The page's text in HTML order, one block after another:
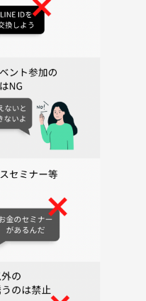
より開始します。
越しください。
加いただけない場合がありま
、1/23 12:00までの参加締め切
ついては、以下のお問合せを
事項がありますので必ずご確